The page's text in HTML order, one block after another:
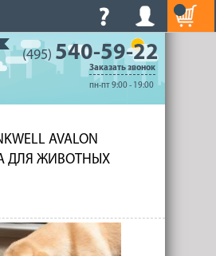
(495) 540-59-22
Заказать звонок
пн-пт 9:00 - 19:00
AVALON
ДЛЯ ЖИВОТНЫХ